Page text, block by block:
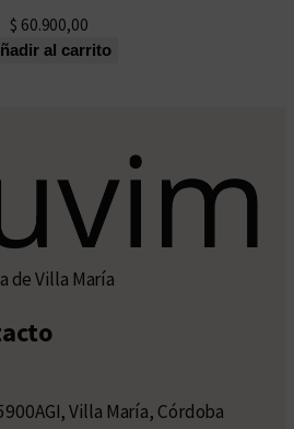
$ 60.900,00
al carrito
de Villa María
Villa María, Córdoba